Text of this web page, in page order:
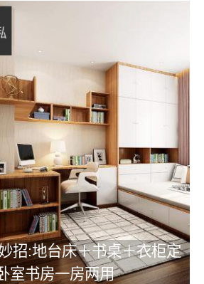
招:地台床＋书桌＋衣柜定
室书房一房两用